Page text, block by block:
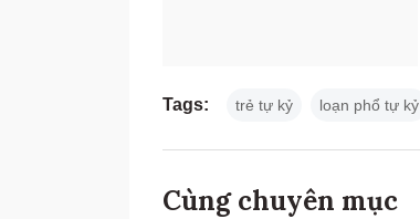
Tags: trẻ tự kỷ loạn phổ tự kỷ
Cùng chuyên mục